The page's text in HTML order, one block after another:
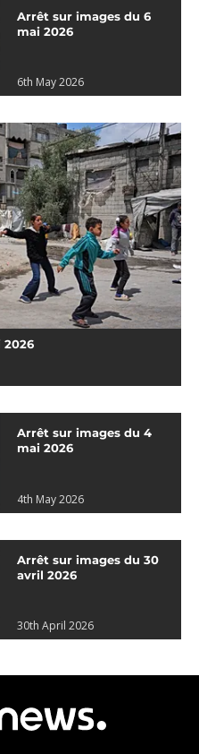
Arrêt sur images du 6
mai 2026
6th May 2026
2026
Arrêt sur images du 4
mai 2026
4th May 2026
Arrêt sur images du 30
avril 2026
30th April 2026